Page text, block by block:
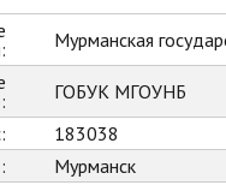
Мурманская
ГОБУК МГОУНБ
183038
Мурманск